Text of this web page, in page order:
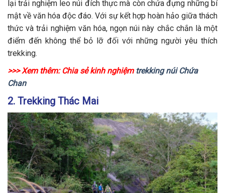
lại trải nghiệm leo núi đích thực mà còn chứa đựng những bí
mật về văn hóa độc đáo. Với sự kết hợp hoàn hảo giữa thách
thức và trải nghiệm văn hóa, ngọn núi này chắc chắn là một
điểm đến không thể bỏ lỡ đối với những người yêu thích
trekking.
>>> Xem thêm: Chia sẻ kinh nghiệm trekking núi Chứa
Chan
2. Trekking Thác Mai